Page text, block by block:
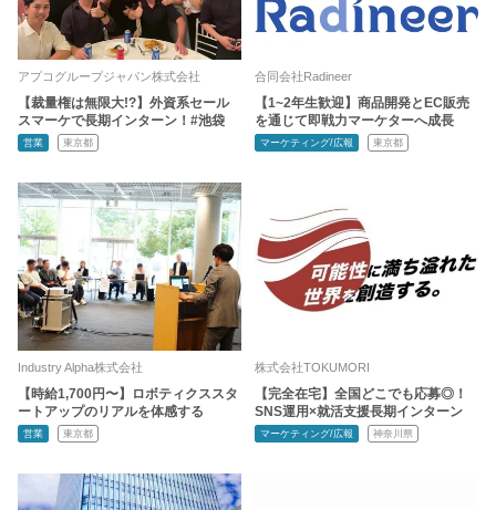
アプコグループジャパン株式会社
【裁量権は無限大!?】外資系セール
スマーケで長期インターン！#池袋
営業 東京都
合同会社Radineer
【1~2年生歓迎】商品開発とEC販売
を通じて即戦力マーケターへ成長
マーケティング/広報 東京都
Industry Alpha株式会社
【時給1,700円〜】ロボティクススタ
ートアップのリアルを体感する
営業 東京都
株式会社TOKUMORI
【完全在宅】全国どこでも応募◎！
SNS運用×就活支援長期インターン
マーケティング/広報 神奈川県